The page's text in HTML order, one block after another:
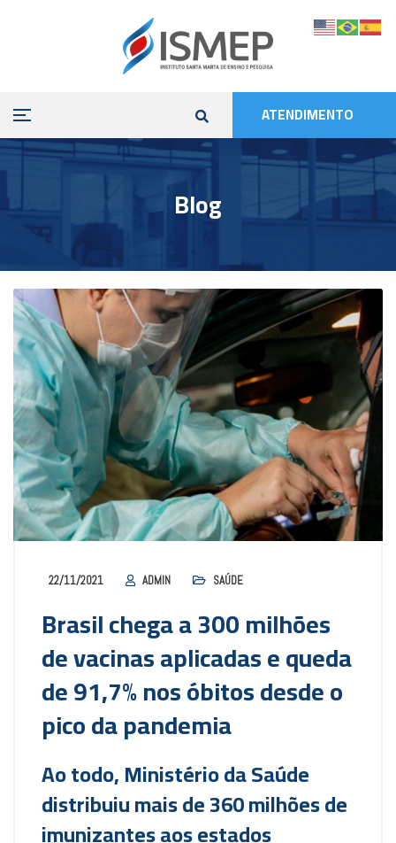
ATENDIMENTO
Blog
22/11/2021 ADMIN SAÚDE
Brasil chega a 300 milhões
de vacinas aplicadas e queda
de 91,7% nos óbitos desde o
pico da pandemia
Ao todo, Ministério da Saúde
distribuiu mais de 360 milhões de
imunizantes aos estados